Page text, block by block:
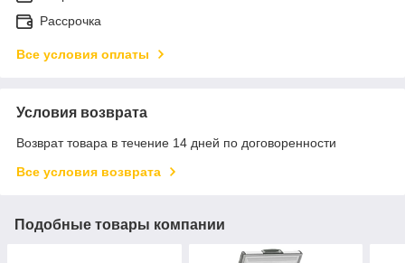
Рассрочка
Все условия оплаты
Условия возврата
Возврат товара в течение 14 дней по договоренности
Все условия возврата
Подобные товары компании